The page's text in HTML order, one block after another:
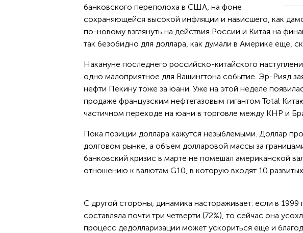
банковского переполоха в США, на фоне
сохраняющейся высокой инфляции и нависшего, как
по-новому взглянуть на действия России и Китая на
так безобидно для доллара, как думали в Америке еще,
Накануне последнего российско-китайского
одно малоприятное для Вашингтона событие. Эр-Рияд
нефти Пекину тоже за юани. Уже на этой неделе
продаже французским нефтегазовым гигантом Total
частичном переходе на юани в торговле между КНР и
Пока позиции доллара кажутся незыблемыми. Доллар
долговом рынке, а объем долларовой массы за
банковский кризис в марте не помешал американской
отношению к валютам G10, в которую входят 10
С другой стороны, динамика настораживает: если в 1999
составляла почти три четверти (72%), то сейчас она
процесс дедолларизации может ускориться еще и